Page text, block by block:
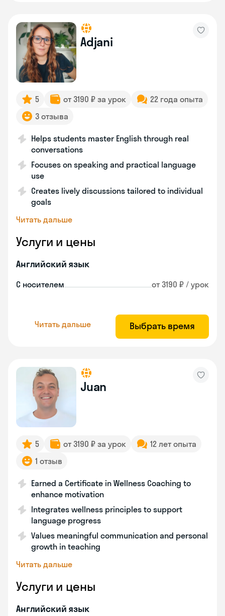
Adjani
5 от 3190 ₽ за урок
22 года опыта
3 отзыва
Helps students master English through real
conversations
Focuses on speaking and practical language
use
Creates lively discussions tailored to individual
goals
Читать дальше
Услуги и цены
Английский язык
С носителем от 3190 ₽ / урок
Читать дальше Выбрать время
Juan
5 от 3190 ₽ за урок
12 лет опыта
1 отзыв
Earned a Certificate in Wellness Coaching to
enhance motivation
Integrates wellness principles to support
language progress
Values meaningful communication and personal
growth in teaching
Читать дальше
Услуги и цены
Английский язык